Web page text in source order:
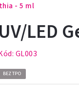
- 5 ml
UV/LED
GL003
BEZ TPO